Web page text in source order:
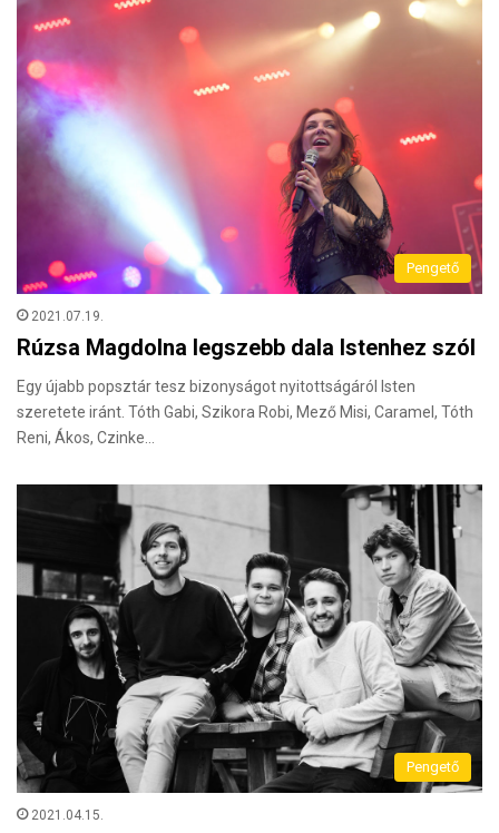
Pengető
2021.07.19.
Rúzsa Magdolna legszebb dala Istenhez szól
Egy újabb popsztár tesz bizonyságot nyitottságáról Isten
szeretete iránt. Tóth Gabi, Szikora Robi, Mező Misi, Caramel, Tóth
Reni, Ákos, Czinke…
Pengető
2021.04.15.